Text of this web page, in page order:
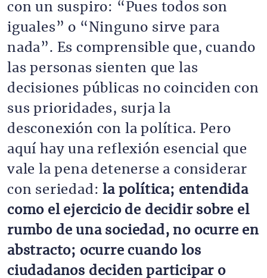
con un suspiro: “Pues todos son
iguales” o “Ninguno sirve para
nada”. Es comprensible que, cuando
las personas sienten que las
decisiones públicas no coinciden con
sus prioridades, surja la
desconexión con la política. Pero
aquí hay una reflexión esencial que
vale la pena detenerse a considerar
con seriedad:la política; entendida
como el ejercicio de decidir sobre el
rumbo de una sociedad, no ocurre en
abstracto; ocurre cuando los
ciudadanos deciden participar o